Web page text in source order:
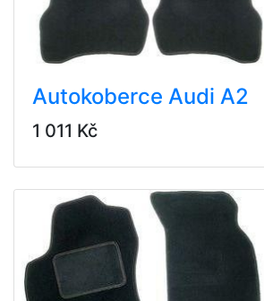
Autokoberce Audi A2
1 011 Kč